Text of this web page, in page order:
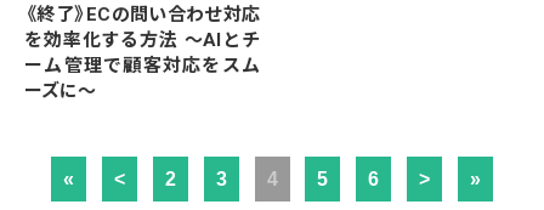
《終了》ECの問い合わせ対応
を効率化する方法 ～AIとチ
ーム管理で顧客対応をスム
ーズに～
« < 2 3 4 5 6 > »